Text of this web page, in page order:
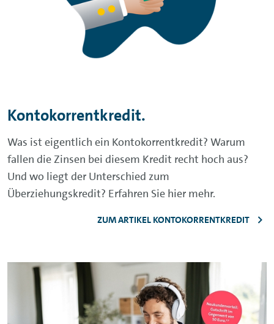
Kontokorrentkredit.
Was ist eigentlich ein Kontokorrentkredit? Warum
fallen die Zinsen bei diesem Kredit recht hoch aus?
Und wo liegt der Unterschied zum
Überziehungskredit? Erfahren Sie hier mehr.
ZUM ARTIKEL KONTOKORRENTKREDIT